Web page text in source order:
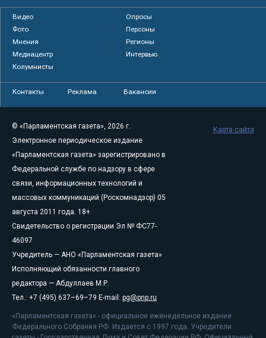
Видео
Опросы
Фото
Персоны
Мнения
Регионы
Медиацентр
Интервью
Колумнисты
Контакты Реклама Вакансии
© «Парламентская газета», 2026 г.
Электронное периодическое издание
«Парламентская газета» зарегистрировано в
Федеральной службе по надзору в сфере
связи, информационных технологий и
массовых коммуникаций (Роскомнадзор) 05
августа 2011 года. 18+
Свидетельство о регистрации Эл № ФС77-
46097
Учредитель — АНО «Парламентская газета»
Исполняющий обязанности главного
редактора — Абдуллаев М.Р.
Тел.: +7 (495) 637–69–79 E-mail: pg@pnp.ru
«Парламентская газета» - официальное еженедельное издание
Федерального Собрания РФ. Издается с 1997 года. Учредители
Карта сайта